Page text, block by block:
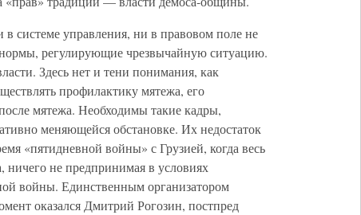
системе управления, ни в правовом поле не
регулирующие чрезвычайную ситуацию.
Здесь нет и тени понимания, как
профилактику мятежа, его
мятежа. Необходимы такие кадры,
меняющейся обстановке. Их недостаток
«пятидневной войны» с Грузией, когда весь
ничего не предпринимая в условиях
войны. Единственным организатором
оказался Дмитрий Рогозин, постпред